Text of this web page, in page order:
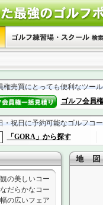
権売買にとっても便利なツー
ゴルフ会員
・祝日に予約可能なゴルフコ
「GORA」から探す
の美しいコー
だらかなコー
の広いフェア